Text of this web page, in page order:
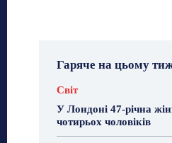
Гаряче на цьому
Світ
У Лондоні 47-річна
чотирьох чоловіків